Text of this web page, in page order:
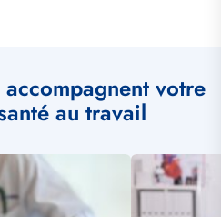
votre
au travail
Illustration
vignette